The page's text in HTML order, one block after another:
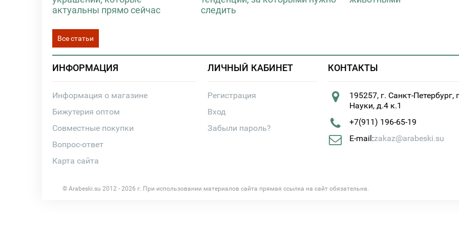
актуальны прямо сейчас
следить
Все статьи
ИНФОРМАЦИЯ
Информация о магазине
Бижутерия оптом
Совместные покупки
Вопрос-ответ
Карта сайта
ЛИЧНЫЙ КАБИНЕТ
Регистрация
Вход
Забыли пароль?
КОНТАКТЫ
195257, г. Санкт-Петербург,
Науки, д.4 к.1
+7(911) 196-65-19
E-mail:zakaz@arabeski.su
© Arabeski.su 2012 - 2026 г. При использовании материалов сайта прямая ссылка на сайт обязательна.